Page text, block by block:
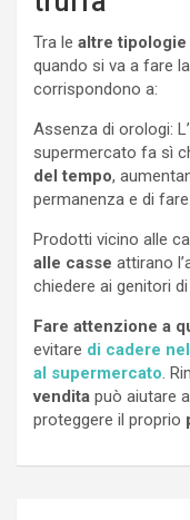
Tra le altre
quando si va a fare la
corrispondono a:
Assenza di orologi:
supermercato fa sì
del tempo,
permanenza e di
Prodotti vicino alle
alle casse attirano
chiedere ai genitori
Fare attenzione a
evitare di cadere
al supermercato.
vendita può aiutare
proteggere il proprio